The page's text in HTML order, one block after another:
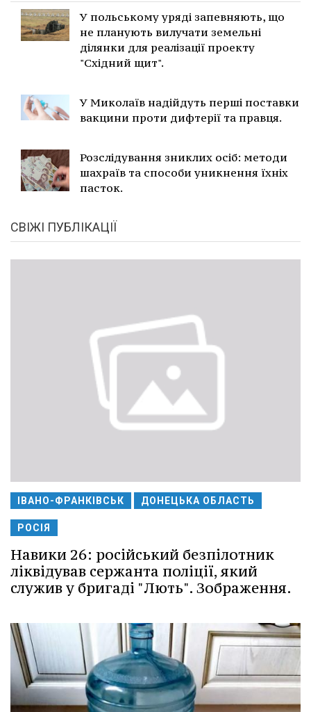
У польському уряді запевняють, що
не планують вилучати земельні
ділянки для реалізації проекту
"Східний щит".
У Миколаїв надійдуть перші поставки
вакцини проти дифтерії та правця.
Розслідування зниклих осіб: методи
шахраїв та способи уникнення їхніх
пасток.
СВІЖІ ПУБЛІКАЦІЇ
ІВАНО-ФРАНКІВСЬК ДОНЕЦЬКА ОБЛАСТЬ
РОСІЯ
Навики 26: російський безпілотник
ліквідував сержанта поліції, який
служив у бригаді "Лють". Зображення.